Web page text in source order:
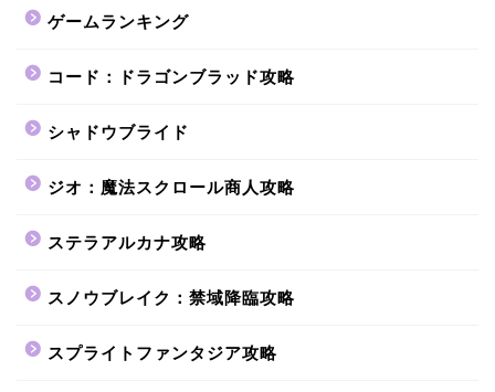
ゲームランキング
コード：ドラゴンブラッド攻略
シャドウブライド
ジオ：魔法スクロール商人攻略
ステラアルカナ攻略
スノウブレイク：禁域降臨攻略
スプライトファンタジア攻略